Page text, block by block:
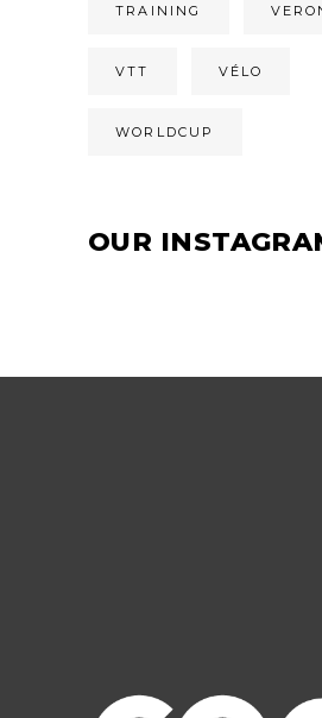
TRAINING
VTT VÉLO
WORLDCUP
OUR